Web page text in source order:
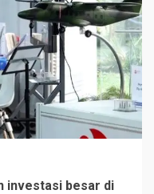
investasi besar di